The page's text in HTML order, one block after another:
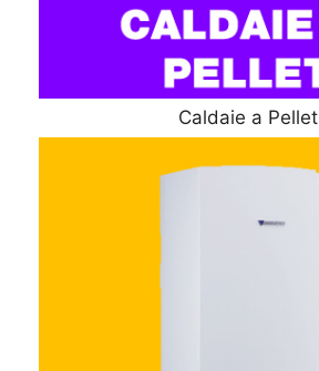
Caldaie a Pellet